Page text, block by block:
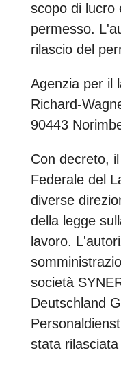
scopo di lucro
permesso.
rilascio del
Agenzia per il
Richard-
90443
Con decreto,
Federale del
diverse
della legge
lavoro.
società
Deutschland
stata rilasciata